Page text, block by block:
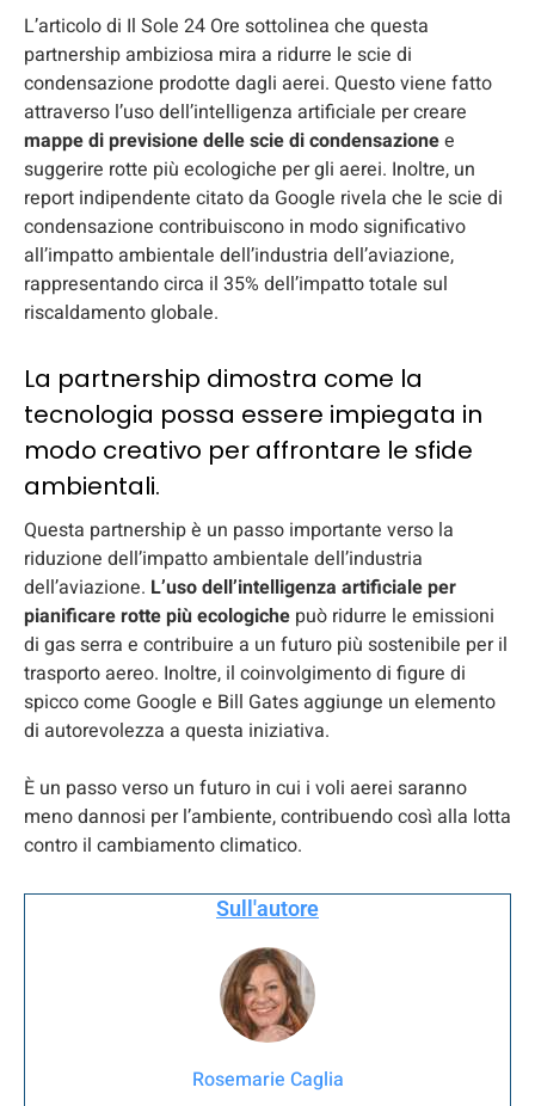
L’articolo di Il Sole 24 Ore sottolinea che questa
partnership ambiziosa mira a ridurre le scie di
condensazione prodotte dagli aerei. Questo viene fatto
attraverso l’uso dell’intelligenza artificiale per creare
mappe di previsione delle scie di condensazionee
suggerire rotte più ecologiche per gli aerei. Inoltre, un
report indipendente citato da Google rivela che le scie di
condensazione contribuiscono in modo significativo
all’impatto ambientale dell’industria dell’aviazione,
rappresentando circa il 35% dell’impatto totale sul
riscaldamento globale.
La partnership dimostra come la
tecnologia possa essere impiegata in
modo creativo per affrontare le sfide
ambientali.
Questa partnership è un passo importante verso la
riduzione dell’impatto ambientale dell’industria
dell’aviazione. L’uso dell’intelligenza artificiale per
pianificare rotte più ecologiche può ridurre le emissioni
di gas serra e contribuire a un futuro più sostenibile per il
trasporto aereo. Inoltre, il coinvolgimento di figure di
spicco come Google e Bill Gates aggiunge un elemento
di autorevolezza a questa iniziativa.
È un passo verso un futuro in cui i voli aerei saranno
meno dannosi per l’ambiente, contribuendo così alla lotta
contro il cambiamento climatico.
Sull'autore
Rosemarie Caglia